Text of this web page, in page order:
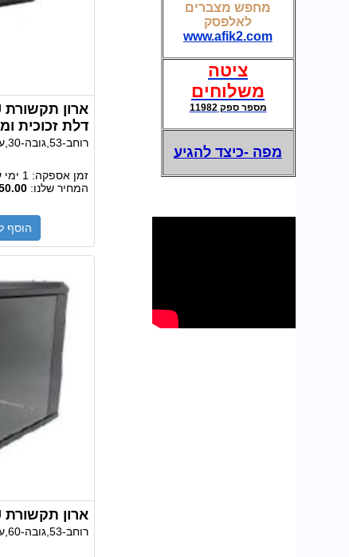
מחפש מצברים
לאלפסק
www.afik2.com
ציטה
משלוחים
מספר ספק 11982
מפה -כיצד להגיע
דלת זכוכית
רוחב-53,גובה-30,עומק-45 ס"מ,במלאי
זמן אספקה:1 ימי עסקים
המחיר שלנו:
הוסף
ארון תקשורת 12U עומק 50 ס"מ
רוחב-53,גובה-60,עומק-50 ס"מ,במלאי